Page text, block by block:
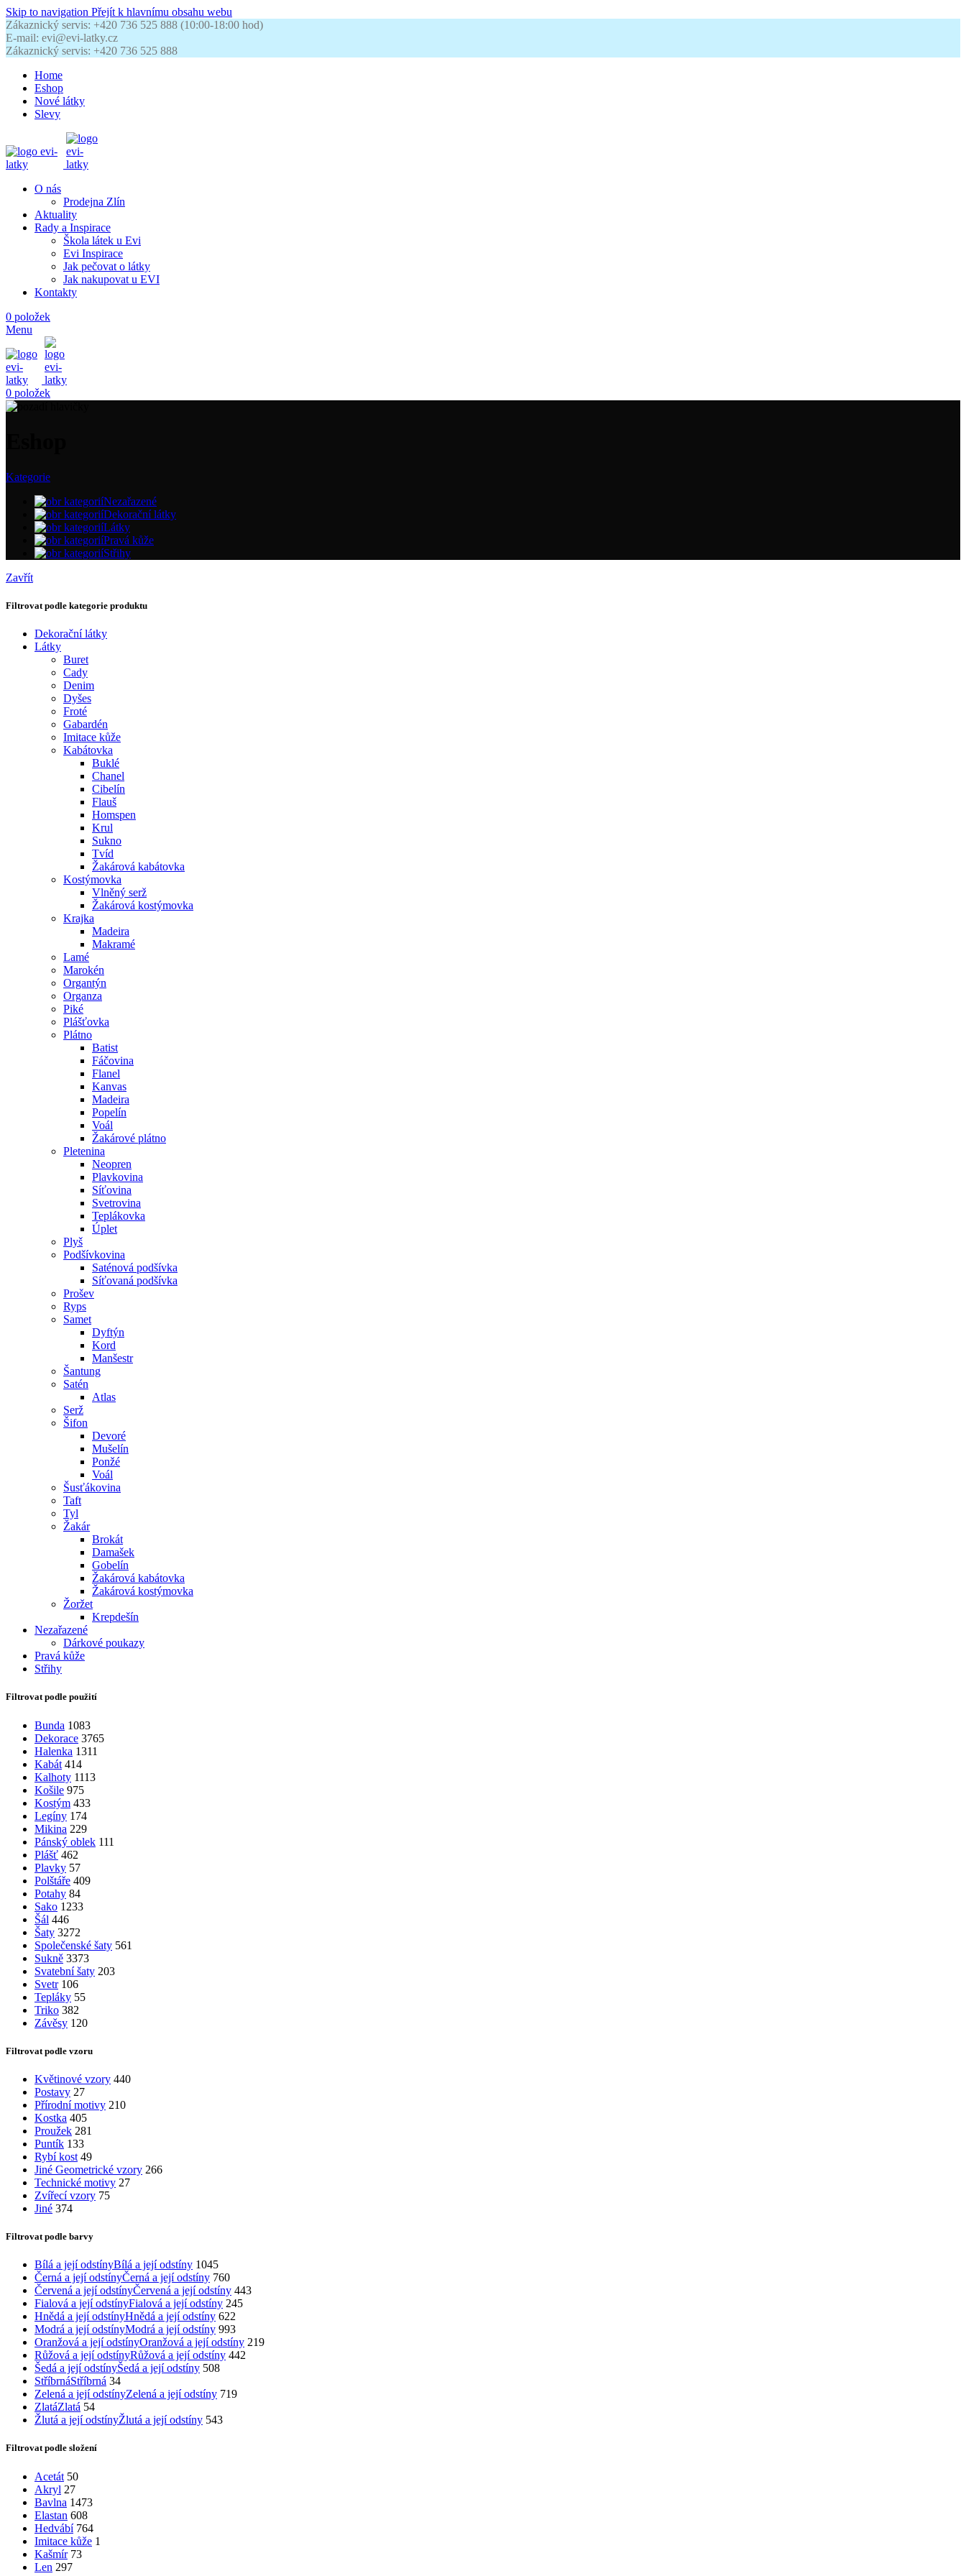
Skip to navigation Přejít k hlavnímu obsahu webu
Zákaznický servis: +420 736 525 888 (10:00-18:00 hod)
E-mail: evi@evi-latky.cz
Zákaznický servis: +420 736 525 888
Home
Eshop
Nové látky
Slevy
O nás
Prodejna Zlín
Aktuality
Rady a Inspirace
Škola látek u Evi
Evi Inspirace
Jak pečovat o látky
Jak nakupovat u EVI
Kontakty
0 položek
Menu
0 položek
Kategorie
Nezařazené
Dekorační látky
Látky
Pravá kůže
Střihy
Zavřít
Filtrovat podle kategorie produktu
Dekorační látky
Látky
Buret
Cady
Denim
Dyšes
Froté
Gabardén
Imitace kůže
Kabátovka
Buklé
Chanel
Cibelín
Flauš
Homspen
Krul
Sukno
Tvíd
Žakárová kabátovka
Kostýmovka
Vlněný serž
Žakárová kostýmovka
Krajka
Madeira
Makramé
Lamé
Marokén
Organtýn
Organza
Piké
Plášťovka
Plátno
Batist
Fáčovina
Flanel
Kanvas
Madeira
Popelín
Voál
Žakárové plátno
Pletenina
Neopren
Plavkovina
Síťovina
Svetrovina
Teplákovka
Úplet
Plyš
Podšívkovina
Saténová podšívka
Síťovaná podšívka
Prošev
Ryps
Samet
Dyftýn
Kord
Manšestr
Šantung
Satén
Atlas
Serž
Šifon
Devoré
Mušelín
Ponžé
Voál
Šusťákovina
Taft
Tyl
Žakár
Brokát
Damašek
Gobelín
Žakárová kabátovka
Žakárová kostýmovka
Žoržet
Krepdešín
Nezařazené
Dárkové poukazy
Pravá kůže
Střihy
Filtrovat podle použití
Bunda 1083
Dekorace 3765
Halenka 1311
Kabát 414
Kalhoty 1113
Košile 975
Kostým 433
Legíny 174
Mikina 229
Pánský oblek 111
Plášť 462
Plavky 57
Polštáře 409
Potahy 84
Sako 1233
Šál 446
Šaty 3272
Společenské šaty 561
Sukně 3373
Svatební šaty 203
Svetr 106
Tepláky 55
Triko 382
Závěsy 120
Filtrovat podle vzoru
Květinové vzory 440
Postavy 27
Přírodní motivy 210
Kostka 405
Proužek 281
Puntík 133
Rybí kost 49
Jiné Geometrické vzory 266
Technické motivy 27
Zvířecí vzory 75
Jiné 374
Filtrovat podle barvy
Bílá a její odstínyBílá a její odstíny 1045
Černá a její odstínyČerná a její odstíny 760
Červená a její odstínyČervená a její odstíny 443
Fialová a její odstínyFialová a její odstíny 245
Hnědá a její odstínyHnědá a její odstíny 622
Modrá a její odstínyModrá a její odstíny 993
Oranžová a její odstínyOranžová a její odstíny 219
Růžová a její odstínyRůžová a její odstíny 442
Šedá a její odstínyŠedá a její odstíny 508
StříbrnáStříbrná 34
Zelená a její odstínyZelená a její odstíny 719
ZlatáZlatá 54
Žlutá a její odstínyŽlutá a její odstíny 543
Filtrovat podle složení
Acetát 50
Akryl 27
Bavlna 1473
Elastan 608
Hedvábí 764
Imitace kůže 1
Kašmír 73
Len 297